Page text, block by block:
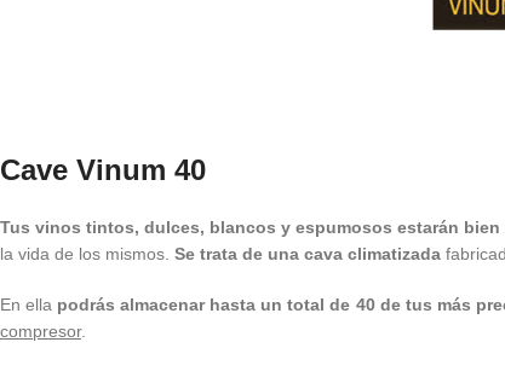
Cave Vinum 40
Tus vinos tintos, dulces, blancos y espumosos estarán
la vida de los mismos. Se trata de una cava climatizada
En ella podrás almacenar hasta un total de 40 de tus más
compresor.